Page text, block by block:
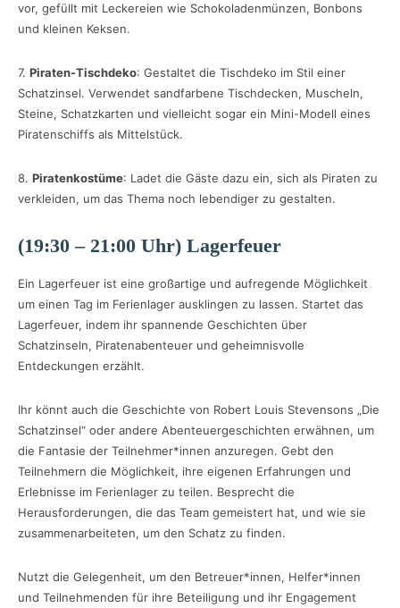
vor, gefüllt mit Leckereien wie Schokoladenmünzen, Bonbons
und kleinen Keksen.
7. Piraten-Tischdeko: Gestaltet die Tischdeko im Stil einer
Schatzinsel. Verwendet sandfarbene Tischdecken, Muscheln,
Steine, Schatzkarten und vielleicht sogar ein Mini-Modell eines
Piratenschiffs als Mittelstück.
8. Piratenkostüme: Ladet die Gäste dazu ein, sich als Piraten zu
verkleiden, um das Thema noch lebendiger zu gestalten.
(19:30 – 21:00 Uhr) Lagerfeuer
Ein Lagerfeuer ist eine großartige und aufregende Möglichkeit
um einen Tag im Ferienlager ausklingen zu lassen. Startet das
Lagerfeuer, indem ihr spannende Geschichten über
Schatzinseln, Piratenabenteuer und geheimnisvolle
Entdeckungen erzählt.
Ihr könnt auch die Geschichte von Robert Louis Stevensons „Die
Schatzinsel“ oder andere Abenteuergeschichten erwähnen, um
die Fantasie der Teilnehmer*innen anzuregen. Gebt den
Teilnehmern die Möglichkeit, ihre eigenen Erfahrungen und
Erlebnisse im Ferienlager zu teilen. Besprecht die
Herausforderungen, die das Team gemeistert hat, und wie sie
zusammenarbeiteten, um den Schatz zu finden.
Nutzt die Gelegenheit, um den Betreuer*innen, Helfer*innen
und Teilnehmenden für ihre Beteiligung und ihr Engagement